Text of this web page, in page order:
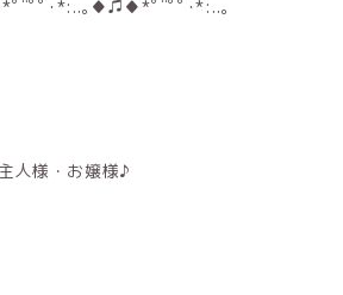
ﾟﾟ･*:..｡♦♫♦*ﾟ¨ﾟﾟ･*:..｡
人様・お嬢様♪